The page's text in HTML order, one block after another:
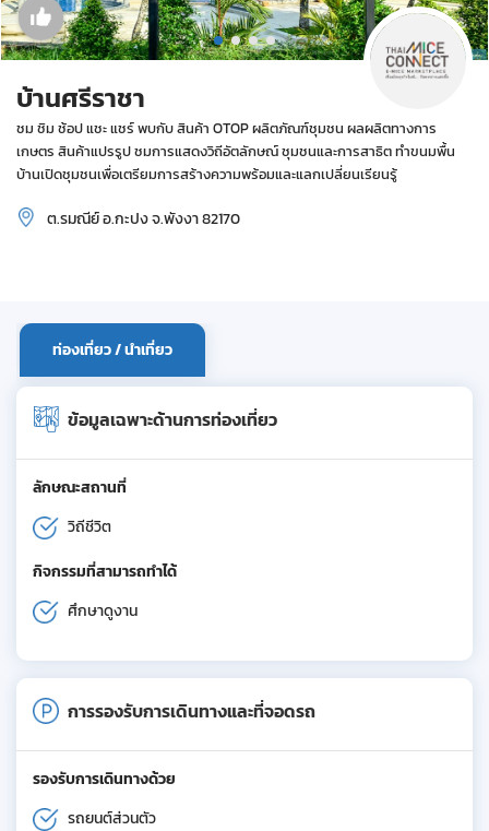
o
n
บ้านศรีราชา
ชม ชิม ช้อป แชะ แชร์ พบกับ สินค้า OTOP ผลิตภัณฑ์ชุมชน ผลผลิตทางการ
เกษตร สินค้าแปรรูป ชมการแสดงวิถีอัตลักษณ์ ชุมชนและการสาธิต ทำขนมพื้น
บ้านเปิดชุมชนเพื่อเตรียมการสร้างความพร้อมและแลกเปลี่ยนเรียนรู้
ต.รมณีย์ อ.กะปง จ.พังงา 82170
ท่องเที่ยว / นำเที่ยว
ข้อมูลเฉพาะด้านการท่องเที่ยว
ลักษณะสถานที่
วิถีชีวิต
กิจกรรมที่สามารถทำได้
ศึกษาดูงาน
การรองรับการเดินทางและที่จอดรถ
รองรับการเดินทางด้วย
รถยนต์ส่วนตัว